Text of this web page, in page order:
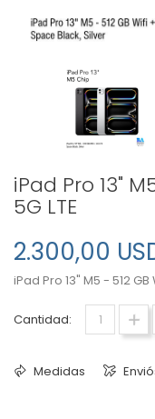
iPad Pro 13"
5G LTE
2.300,00
iPad Pro 13" M5 - 512 GB
Cantidad:
Medidas